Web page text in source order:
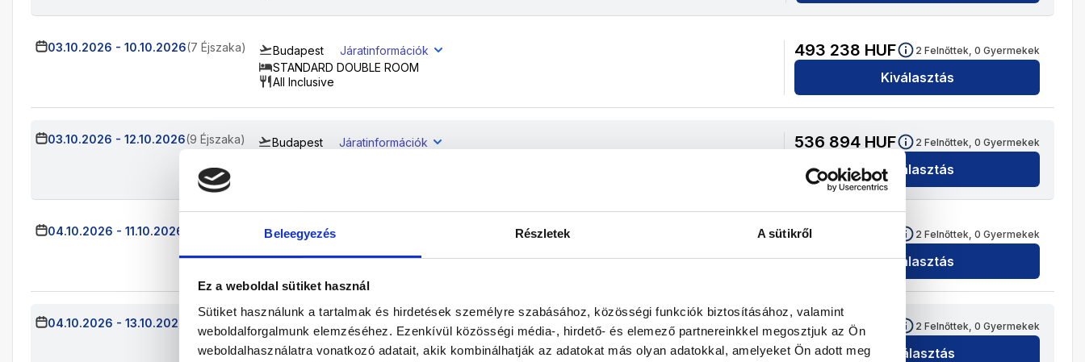
Beleegyezés Részletek A sütikről
Ez a weboldal sütiket használ
Sütiket használunk a tartalmak és hirdetések személyre szabásához, közösségi funkciók biztosításához, valamint
weboldalforgalmunk elemzéséhez. Ezenkívül közösségi média-, hirdető- és elemező partnereinkkel megosztjuk az Ön
weboldalhasználatra vonatkozó adatait, akik kombinálhatják az adatokat más olyan adatokkal, amelyeket Ön adott meg
03.10.2026 - 10.10.2026(7 Éjszaka) Budapest
Járatinformációk
STANDARD DOUBLE ROOM
All Inclusive
493 238 HUF 2 Felnőttek, 0 Gyermekek
Kiválasztás
03.10.2026 - 12.10.2026(9 Éjszaka) Budapest
Járatinformációk
536 894 HUF 2 Felnőttek, 0 Gyermekek
Kiválasztás
04.10.2026 - 11.10.2026 Budapest 480 332 2 Felnőttek, 0 Gyermekek
Kiválasztás
04.10.2026 - 13.10.2026 Budapest
Járatinformációk
STANDARD DOUBLE ROOM
All Inclusive
528 288HUF 2 Felnőttek, 0 Gyermekek
Kiválasztás